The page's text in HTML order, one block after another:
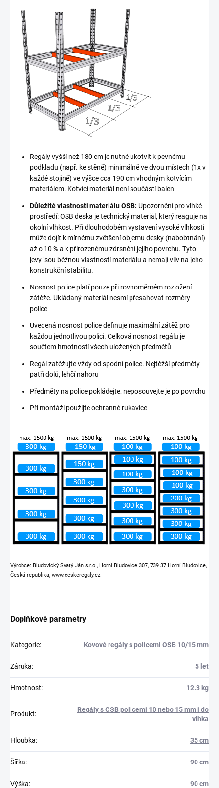
Regály vyšší než 180 cm je nutné ukotvit k pevnému
podkladu (např. ke stěně) minimálně ve dvou místech (1x v
každé stojině) ve výšce cca 190 cm vhodným kotvícím
materiálem. Kotvící materiál není součástí balení
Důležité vlastnosti materiálu OSB: Upozornění pro vlhké
prostředí: OSB deska je technický materiál, který reaguje na
okolní vlhkost. Při dlouhodobém vystavení vysoké vlhkosti
může dojít k mírnému zvětšení objemu desky (nabobtnání)
až o 10 % a k přirozenému zdrsnění jejího povrchu. Tyto
jevy jsou běžnou vlastností materiálu a nemají vliv na jeho
konstrukční stabilitu.
Nosnost police platí pouze při rovnoměrném rozložení
zátěže. Ukládaný materiál nesmí přesahovat rozměry
police
Uvedená nosnost police definuje maximální zátěž pro
každou jednotlivou polici. Celková nosnost regálu je
součtem hmotností všech uložených předmětů
Regál zatěžujte vždy od spodní police. Nejtěžší předměty
patří dolů, lehčí nahoru
Předměty na police pokládejte, neposouvejte je po povrchu
Při montáži použijte ochranné rukavice
Výrobce: Bludovický Svatý Ján s.r.o., Horní Bludovice 307, 739 37 Horní Bludovice,
Česká republika, www.ceskeregaly.cz
Doplňkové parametry
Kategorie: Kovové regály s policemi OSB 10/15 mm
Záruka: 5 let
Hmotnost: 12.3 kg
Produkt:
Regály s OSB policemi 10 nebo 15 mm i do
vlhka
Hloubka: 35 cm
Šířka: 90 cm
Výška: 90 cm